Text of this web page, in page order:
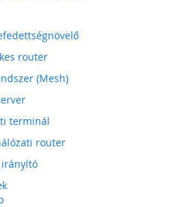
router
(Mesh)
terminál
router